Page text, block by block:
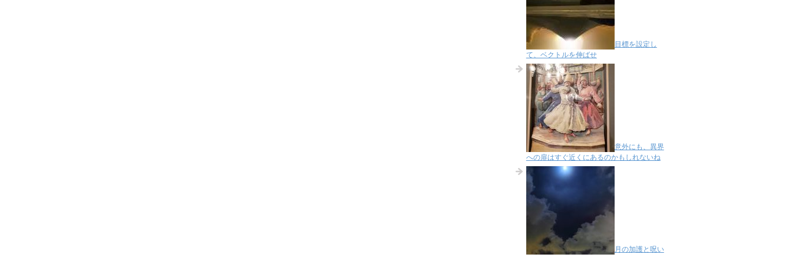
目標を設定し
て、ベクトルを伸ばせ
意外にも、異界
への扉はすぐ近くにあるのかもしれないね
月の加護と呪い